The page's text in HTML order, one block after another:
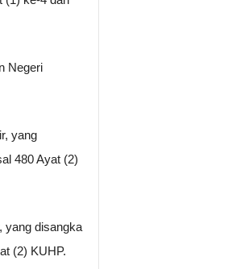
Negeri
yang
480 Ayat (2)
yang disangka
(2) KUHP.